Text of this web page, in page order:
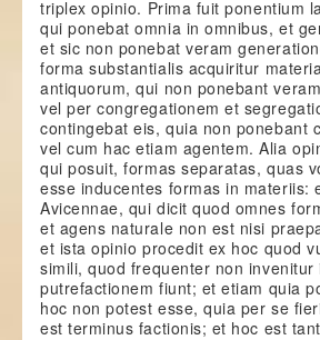
triplex opinio. Prima fuit ponentium
qui ponebat omnia in omnibus, et
et sic non ponebat veram
forma substantialis acquiritur
antiquorum, qui non ponebant
vel per congregationem et
contingebat eis, quia non ponebant
vel cum hac etiam agentem. Alia
qui posuit, formas separatas, quas
esse inducentes formas in
Avicennae, qui dicit quod omnes
et agens naturale non est nisi
et ista opinio procedit ex hoc quod
simili, quod frequenter non
putrefactionem fiunt; et etiam quia
hoc non potest esse, quia per se
est terminus factionis; et hoc est